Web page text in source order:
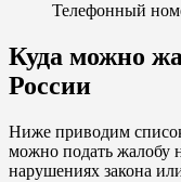
Телефонный
Куда можно
России
Ниже приводим
можно подать жалобу
нарушениях закона